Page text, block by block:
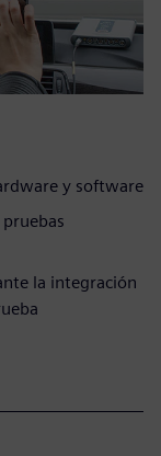
y software
la integración